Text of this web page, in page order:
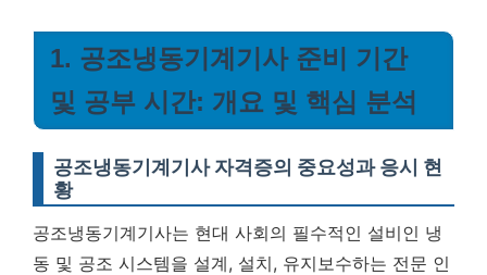
1. 공조냉동기계기사 준비 기간
및 공부 시간: 개요 및 핵심 분석
공조냉동기계기사 자격증의 중요성과 응시 현
황
공조냉동기계기사는 현대 사회의 필수적인 설비인 냉
동 및 공조 시스템을 설계, 설치, 유지보수하는 전문 인